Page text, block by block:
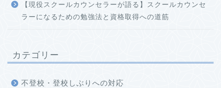
【現役スクールカウンセラーが語る】スクールカウンセ
ラーになるための勉強法と資格取得への道筋
カテゴリー
不登校・登校しぶりへの対応